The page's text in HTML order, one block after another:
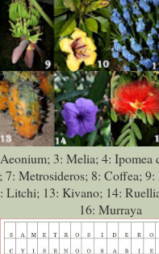
3: Melia; 4: Ipomea
7: Metrosideros; 8: Coffea;
Litchi; 13: Kivano; 14:
16: Murraya